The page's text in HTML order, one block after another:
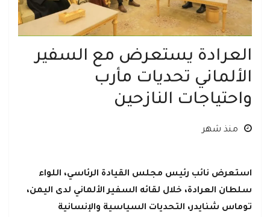
العرادة يستعرض مع السفير
الألماني تحديات مأرب
واحتياجات النازحين
منذ شهر
استعرض نائب رئيس مجلس القيادة الرئاسي، اللواء
سلطان العرادة، خلال لقائه السفير الألماني لدى اليمن،
توماس شنايدر، التحديات السياسية والإنسانية